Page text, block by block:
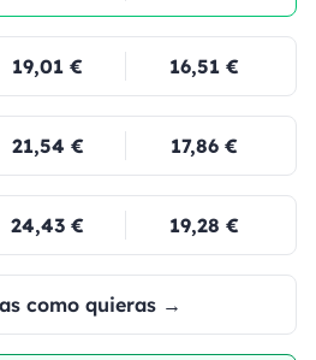
19,01 € 16,51 €
21,54 € 17,86 €
24,43 € 19,28 €
como quieras →